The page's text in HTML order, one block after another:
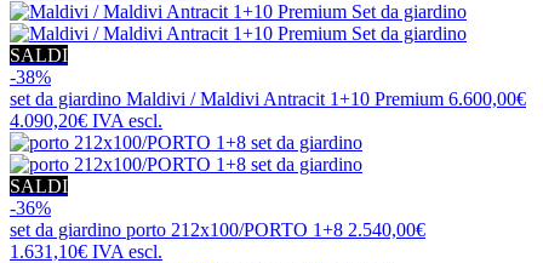
SALDI
-38%
set da giardino Maldivi / Maldivi Antracit 1+10 Premium 6.600,00€
4.090,20€ IVA escl.
SALDI
-36%
set da giardino porto 212x100/PORTO 1+8 2.540,00€
1.631,10€ IVA escl.